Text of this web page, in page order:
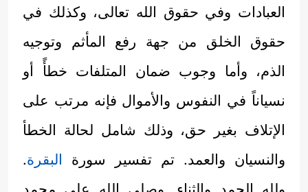
العبادات وفي حقوق الله تعالى، وكذلك في
حقوق الخلق من جهة رفع المأثم وتوجيه
الذم، وأما وجوب ضمان المتلفات خطأً أو
نسياناً في النفوس والأموال فإنه مرتب على
الإتلاف بغير حق، وذلك شامل لحالة الخطأ
والنسيان والعمد. تم تفسير سورة البقرة.